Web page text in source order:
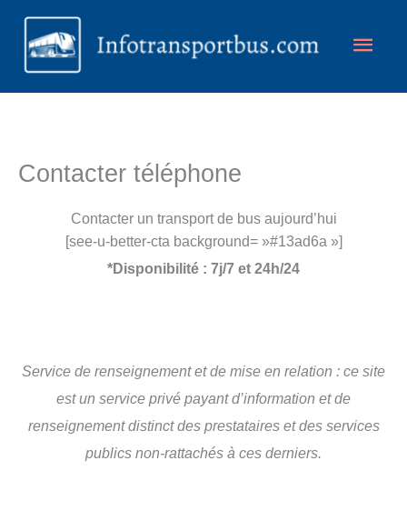
Aller
contenu
Contacter téléphone
Contacter un transport de bus aujourd’hui
[see-u-better-cta background= »#13ad6a »]
*Disponibilité : 7j/7 et 24h/24
Service de renseignement et de mise en relation : ce site
est un service privé payant d’information et de
renseignement distinct des prestataires et des services
publics non-rattachés à ces derniers.